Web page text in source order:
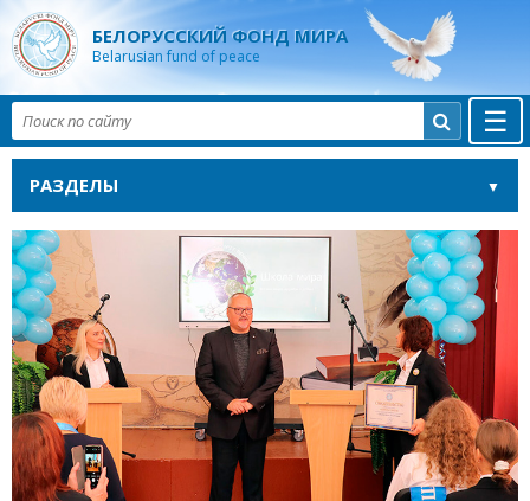
БЕЛОРУССКИЙ ФОНД МИРА
Belarusian fund of peace
☰

РАЗДЕЛЫ